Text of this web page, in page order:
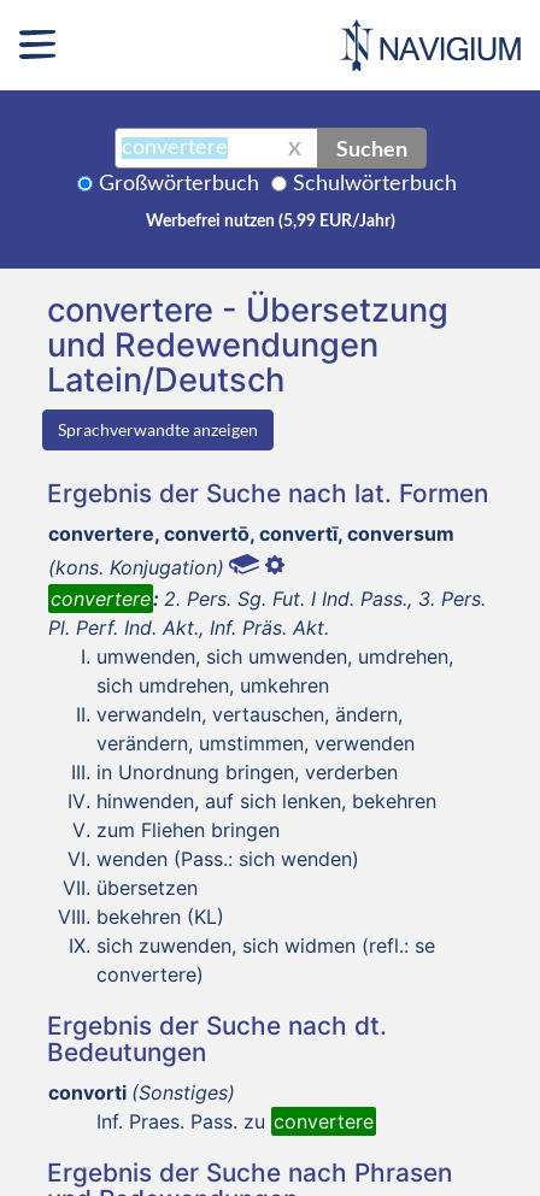
X Suchen
Großwörterbuch Schulwörterbuch
Werbefrei nutzen (5,99 EUR/Jahr)
convertere - Übersetzung
und Redewendungen
Latein/Deutsch
Sprachverwandte anzeigen
Ergebnis der Suche nach lat. Formen
convertere, convertō, convertī, conversum
(kons. Konjugation)
convertere: 2. Pers. Sg. Fut. I Ind. Pass., 3. Pers.
Pl. Perf. Ind. Akt., Inf. Präs. Akt.
umwenden, sich umwenden, umdrehen,
sich umdrehen, umkehren
verwandeln, vertauschen, ändern,
verändern, umstimmen, verwenden
in Unordnung bringen, verderben
hinwenden, auf sich lenken, bekehren
zum Fliehen bringen
wenden (Pass.: sich wenden)
übersetzen
bekehren (KL)
sich zuwenden, sich widmen (refl.: se
convertere)
Ergebnis der Suche nach dt.
Bedeutungen
convorti (Sonstiges)
Inf. Praes. Pass. zu convertere
Ergebnis der Suche nach Phrasen